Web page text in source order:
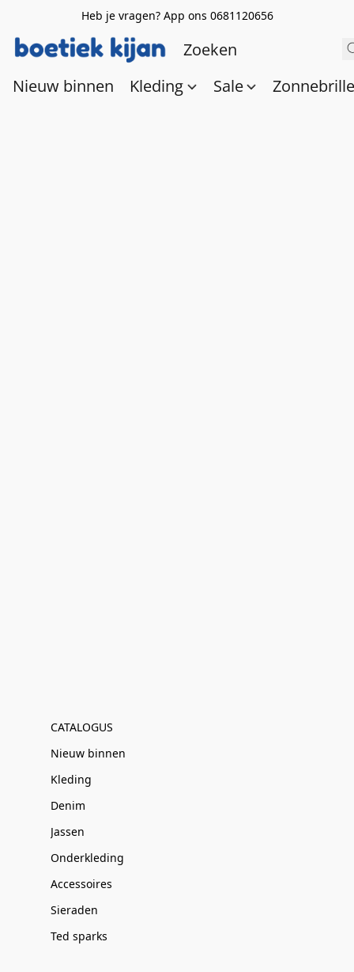
Heb je vragen? App ons 0681120656
Nieuw binnen Kleding Sale
CATALOGUS
Nieuw binnen
Kleding
Denim
Jassen
Onderkleding
Accessoires
Sieraden
Ted sparks